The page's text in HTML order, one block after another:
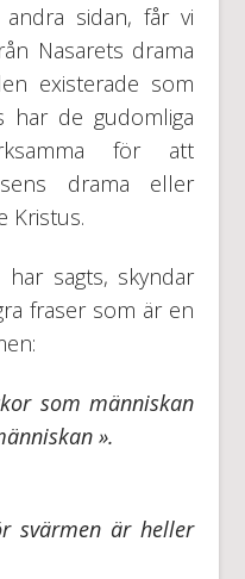
sidan, får vi
Nasarets drama
existerade som
har de gudomliga
för att
drama eller
Kristus.
sagts, skyndar
fraser som är en
som människan
».
svärmen är heller